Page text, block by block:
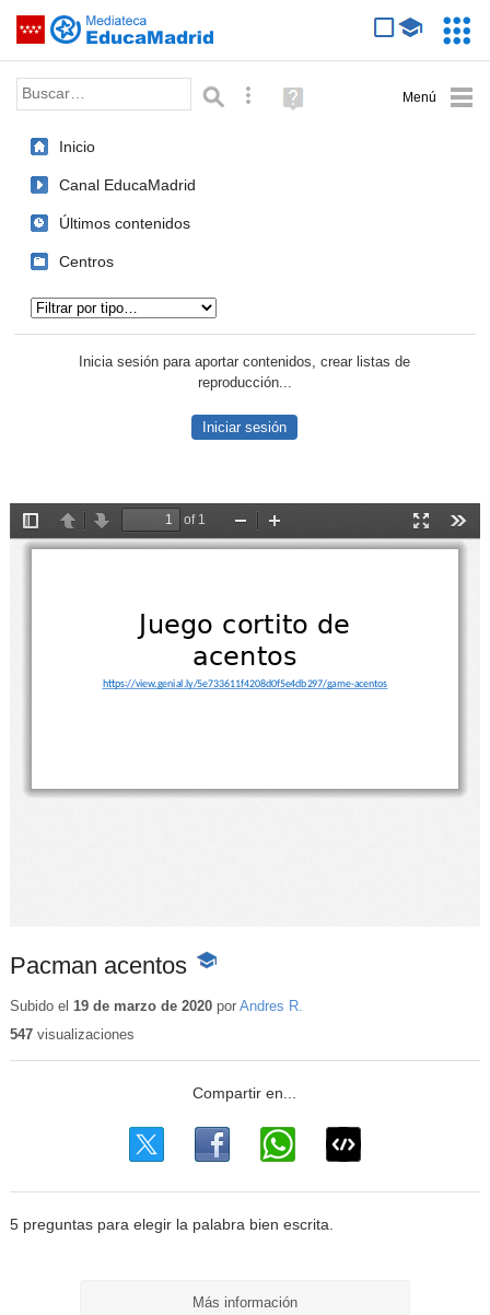
Saltar navegación
Palabra o frase: Búsqueda avanzada
Ayuda
(en
Inicio
Canal EducaMadrid
Últimos contenidos
Centros
Inicia sesión para aportar contenidos, crear listas de
reproducción...
Iniciar sesión
Pacman acentos -
educativo
Subido el 19 de marzo de 2020por Andres R.
547visualizaciones
5 preguntas para elegir la palabra bien escrita.
Más información